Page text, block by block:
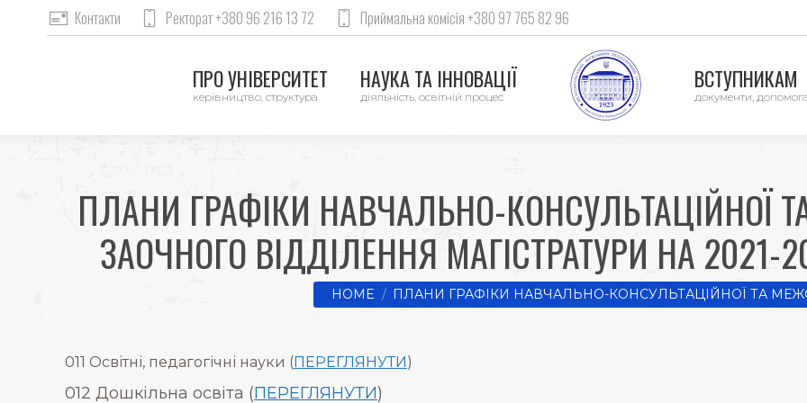
Контакти Ректорат +380 96 216 13 72 Приймальна комісія +380 97 765 82 96
ПРО УНІВЕРСИТЕТ
керівництво, структура
НАУКА ТА ІННОВАЦІЇ
діяльність, освітній процес
ВСТУПНИКАМ
документи, допомога
ПЛАНИ ГРАФІКИ НАВЧАЛЬНО-КОНСУЛЬТАЦІЙНОЇ
ЗАОЧНОГО ВІДДІЛЕННЯ МАГІСТРАТУРИ НА 2021-
You are here:
HOME ПЛАНИ ГРАФІКИ НАВЧАЛЬНО-КОНСУЛЬТАЦІЙНОЇ ТА
011 Освітні, педагогічні науки (ПЕРЕГЛЯНУТИ)
012 Дошкільна освіта (ПЕРЕГЛЯНУТИ)